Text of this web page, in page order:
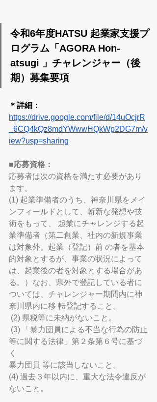
令和6年度HATSU 起業家支援プ
ログラム「AGORA Hon-
atsugi 」チャレンジャー（後
期）募集要項
＊詳細：
https://drive.google.com/file/d/14uOcjrR
_6CQ4kQz8mdYWwwHQkWp2DG7m/v
iew?usp=sharing
■応募資格：
応募者は次の資格を満たす必要があり
ます。
(1) 起業準備者のうち、神奈川県をメイ
ンフィールドとして、斬新な発想や技
術をもって、 起業にチャレンジする起
業準備者（第二創業、社内の新規事業
は対象外。起業（登記）前 の者を基本
的対象とするが、事業の状況によって
は、起業後の者を対象とする場合があ
る。）なお、県外で登記している者に
ついては、チャレンジャー期間内に神
奈川県内に移 転登記すること。
(2) 県税等に未納がないこと。
(3) 「暴力団員による不当な行為の防止
等に関する法律」第２条第６号に基づ
く
暴力団員 等に該当しないこと。
(4) 過去３年以内に、重大な法令違反が
ないこと。